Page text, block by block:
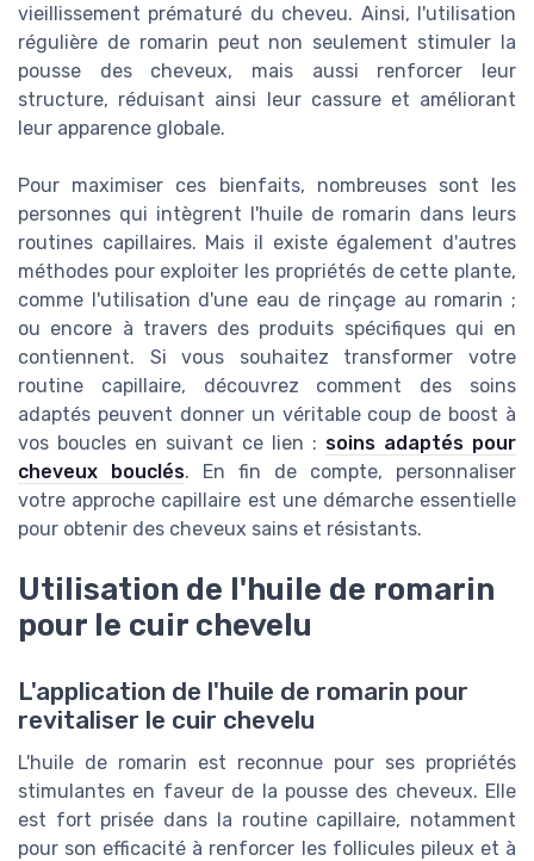
vieillissement prématuré du cheveu. Ainsi, l'utilisation
régulière de romarin peut non seulement stimuler la
pousse des cheveux, mais aussi renforcer leur
structure, réduisant ainsi leur cassure et améliorant
leur apparence globale.
Pour maximiser ces bienfaits, nombreuses sont les
personnes qui intègrent l'huile de romarin dans leurs
routines capillaires. Mais il existe également d'autres
méthodes pour exploiter les propriétés de cette plante,
comme l'utilisation d'une eau de rinçage au romarin ;
ou encore à travers des produits spécifiques qui en
contiennent. Si vous souhaitez transformer votre
routine capillaire, découvrez comment des soins
adaptés peuvent donner un véritable coup de boost à
vos boucles en suivant ce lien : soins adaptés pour
cheveux bouclés. En fin de compte, personnaliser
votre approche capillaire est une démarche essentielle
pour obtenir des cheveux sains et résistants.
Utilisation de l'huile de romarin
pour le cuir chevelu
L'application de l'huile de romarin pour
revitaliser le cuir chevelu
L'huile de romarin est reconnue pour ses propriétés
stimulantes en faveur de la pousse des cheveux. Elle
est fort prisée dans la routine capillaire, notamment
pour son efficacité à renforcer les follicules pileux et à